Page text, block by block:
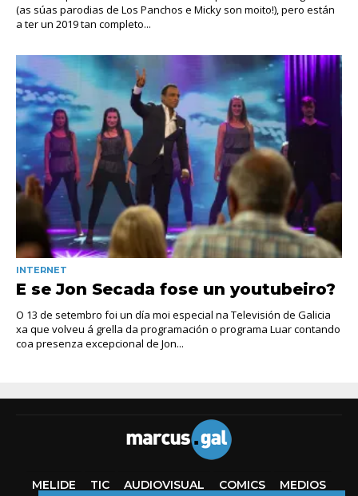
(as súas parodias de Los Panchos e Micky son moito!), pero están
a ter un 2019 tan completo...
INTERNET
E se Jon Secada fose un youtubeiro?
O 13 de setembro foi un día moi especial na Televisión de Galicia
xa que volveu á grella da programación o programa Luar contando
coa presenza excepcional de Jon...
MELIDE TIC AUDIOVISUAL COMICS MEDIOS